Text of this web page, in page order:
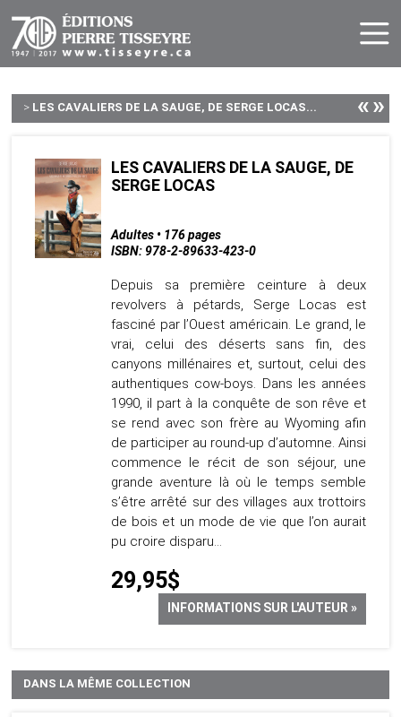
> LES CAVALIERS DE LA SAUGE, DE SERGE LOCAS... «»
LES CAVALIERS DE LA SAUGE, DE
SERGE LOCAS
Adultes • 176 pages
ISBN: 978-2-89633-423-0
Depuis sa première ceinture à deux
revolvers à pétards, Serge Locas est
fasciné par l’Ouest américain. Le grand, le
vrai, celui des déserts sans fin, des
canyons millénaires et, surtout, celui des
authentiques cow-boys. Dans les années
1990, il part à la conquête de son rêve et
se rend avec son frère au Wyoming afin
de participer au round-up d’automne. Ainsi
commence le récit de son séjour, une
grande aventure là où le temps semble
s’être arrêté sur des villages aux trottoirs
de bois et un mode de vie que l’on aurait
pu croire disparu…
29,95$
INFORMATIONS SUR L'AUTEUR »
DANS LA MÊME COLLECTION